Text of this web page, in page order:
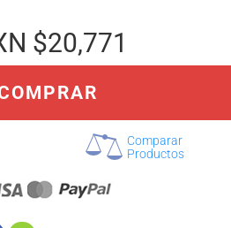
$20,771
Comparar
Productos